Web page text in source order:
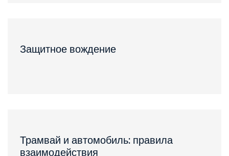
Защитное вождение
Трамвай и автомобиль: правила
взаимодействия